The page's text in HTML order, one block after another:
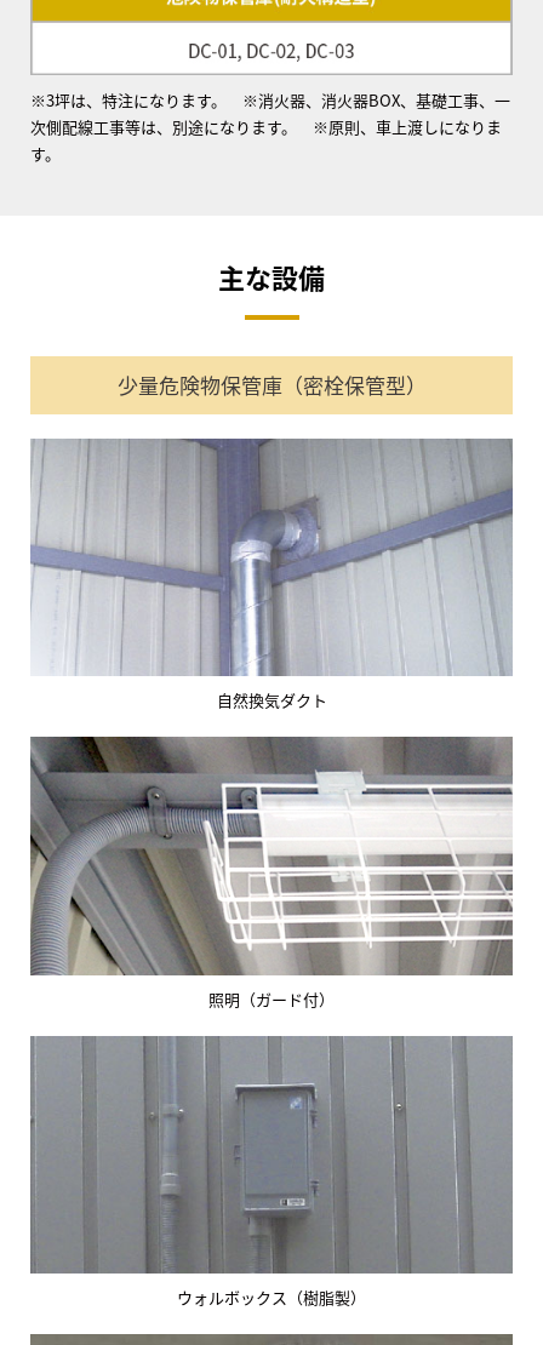
※3坪は、特注になります。 ※消火器、消火器BOX、基礎工事、一
次側配線工事等は、別途になります。 ※原則、車上渡しになりま
す。
主な設備
少量危険物保管庫（密栓保管型）
自然換気ダクト
照明（ガード付）
ウォルボックス（樹脂製）